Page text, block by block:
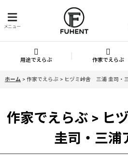
メニュー
用途でえらぶ 作家でえらぶ
ホーム > 作家でえらぶ > ヒヅミ峠舎 三浦 圭司・
作家でえらぶ > ヒ
圭司・三浦